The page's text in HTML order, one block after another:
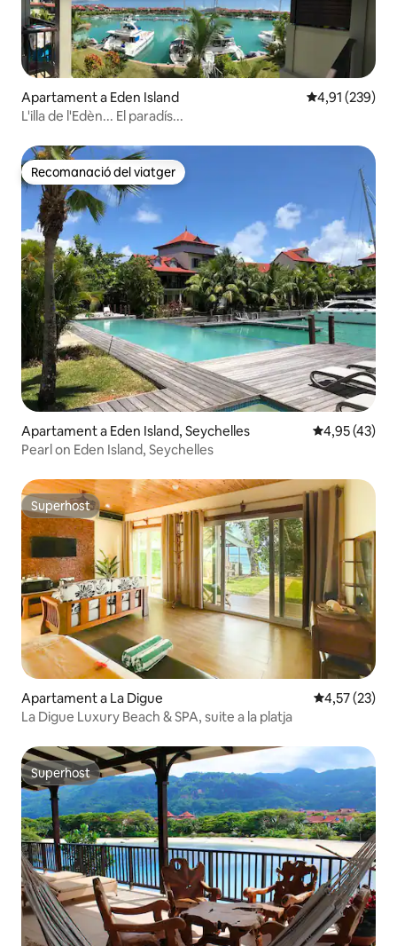
Apartament a Eden Island 4,91 de
4,91 (239)
L'illa de l'Edèn... El paradís...
Recomanació del viatger
Recomanació del viatger
Apartament a Eden Island, Seychelles 4,95 de
4,95 (43)
Pearl on Eden Island, Seychelles
Superhost
Superhost
Apartament a La Digue 4,57 de
4,57 (23)
La Digue Luxury Beach & SPA, suite a la platja
Superhost
Superhost